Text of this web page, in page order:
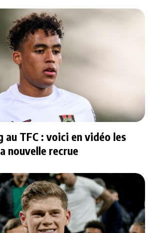
au TFC : voici en vidéo les
nouvelle recrue